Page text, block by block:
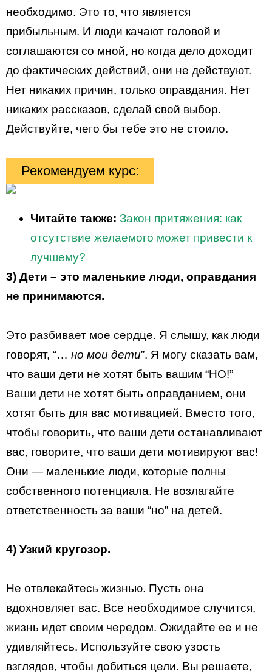
необходимо. Это то, что является
прибыльным. И люди качают головой и
соглашаются со мной, но когда дело доходит
до фактических действий, они не действуют.
Нет никаких причин, только оправдания. Нет
никаких рассказов, сделай свой выбор.
Действуйте, чего бы тебе это не стоило.
Рекомендуем курс:
Читайте также: Закон притяжения: как
отсутствие желаемого может привести к
лучшему?
3) Дети – это маленькие люди, оправдания
не принимаются.
Это разбивает мое сердце. Я слышу, как люди
говорят, “… но мои дети”. Я могу сказать вам,
что ваши дети не хотят быть вашим “НО!”
Ваши дети не хотят быть оправданием, они
хотят быть для вас мотивацией. Вместо того,
чтобы говорить, что ваши дети останавливают
вас, говорите, что ваши дети мотивируют вас!
Они — маленькие люди, которые полны
собственного потенциала. Не возлагайте
ответственность за ваши “но” на детей.
4) Узкий кругозор.
Не отвлекайтесь жизнью. Пусть она
вдохновляет вас. Все необходимое случится,
жизнь идет своим чередом. Ожидайте ее и не
удивляйтесь. Используйте свою узость
взглядов, чтобы добиться цели. Вы решаете,